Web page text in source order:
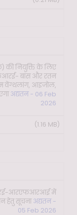
की नियुक्ति के लिए
बांस और रतन
वेंग्थलांग, आइजोल,
अद्यतन - 06 Feb
2026
(1.16 MB)
आरएफआरआई में
हेतु सूचनाअद्यतन -
05 Feb 2026